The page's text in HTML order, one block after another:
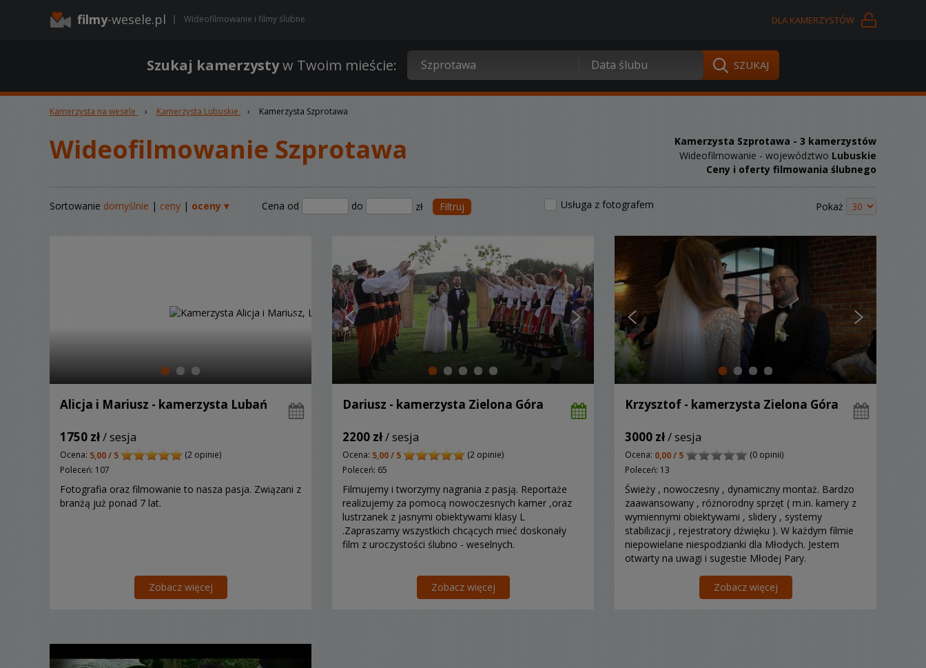
filmy-wesele.pl Wideofilmowanie i filmy ślubne DLA KAMERZYSTÓW
Szukaj kamerzystyw Twoim mieście:
Kamerzysta na wesele › Kamerzysta Lubuskie › Kamerzysta Szprotawa
Wideofilmowanie Szprotawa Kamerzysta Szprotawa - 3 kamerzystów
Wideofilmowanie - województwo Lubuskie
Ceny i oferty filmowania ślubnego
Sortowanie domyślnie | ceny | oceny ▾ Cena od do zł Filtruj Usługa z fotografem Pokaż
Alicja i Mariusz - kamerzysta Lubań
1750 zł/ sesja
Ocena: 5,00 / 5
(2 opinie)
Poleceń: 107
Fotografia oraz filmowanie to nasza pasja. Związani z
branżą już ponad 7 lat.
Zobacz więcej
Dariusz - kamerzysta Zielona Góra
2200 zł/ sesja
Ocena: 5,00 / 5
(2 opinie)
Poleceń: 65
Filmujemy i tworzymy nagrania z pasją. Reportaże
realizujemy za pomocą nowoczesnych kamer ,oraz
lustrzanek z jasnymi obiektywami klasy L
.Zapraszamy wszystkich chcących mieć doskonały
film z uroczystości ślubno - weselnych.
Zobacz więcej
Krzysztof - kamerzysta Zielona Góra
3000 zł/ sesja
Ocena: 0,00 / 5
(0 opinii)
Poleceń: 13
Świeży , nowoczesny , dynamiczny montaż. Bardzo
zaawansowany , różnorodny sprzęt ( m.in. kamery z
wymiennymi obiektywami , slidery , systemy
stabilizacji , rejestratory dźwięku ). W każdym filmie
niepowielane niespodzianki dla Młodych. Jestem
otwarty na uwagi i sugestie Młodej Pary.
Zobacz więcej